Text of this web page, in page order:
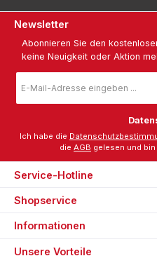
Newsletter
Abonnieren Sie den
keine Neuigkeit oder Aktion
Mail-
*
Ich habe die
die AGB gelesen und
Service-Hotline
Shopservice
Informationen
Unsere Vorteile